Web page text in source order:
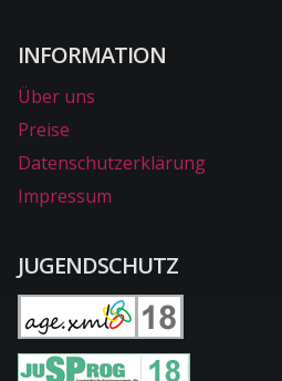
INFORMATION
Über uns
Preise
Datenschutzerklärung
Impressum
JUGENDSCHUTZ